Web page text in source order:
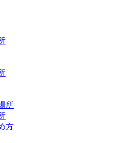
所
方